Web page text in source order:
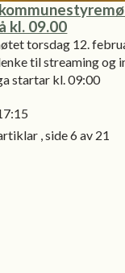
kl. 09.00
torsdag 12.
til streaming og
startar kl. 09:00
,side6av 21